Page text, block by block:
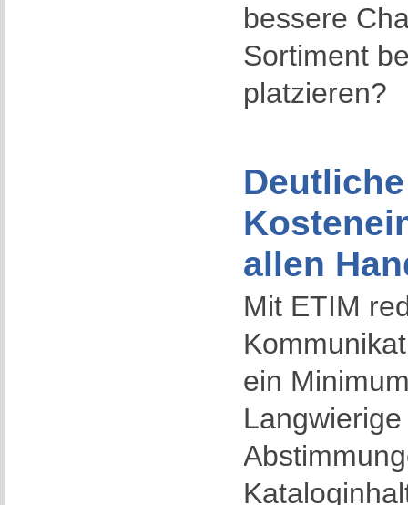
bessere
Sortiment
platzieren?
Deutliche
allen
Mit ETIM
ein